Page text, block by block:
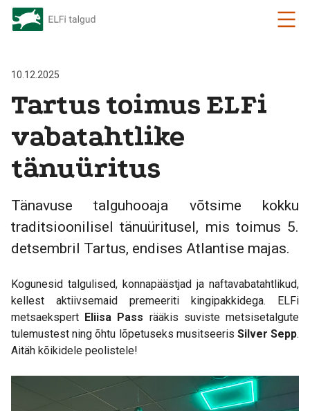
10.12.2025
Tartus toimus ELFi
vabatahtlike
tänuüritus
Tänavuse talguhooaja võtsime kokku
traditsioonilisel tänuüritusel, mis toimus 5.
detsembril Tartus, endises Atlantise majas.
Kogunesid talgulised, konnapäästjad ja naftavabatahtlikud,
kellest aktiivsemaid premeeriti kingipakkidega. ELFi
metsaekspert Eliisa Pass rääkis suviste metsisetalgute
tulemustest ning õhtu lõpetuseks musitseeris Silver Sepp.
Aitäh kõikidele peolistele!